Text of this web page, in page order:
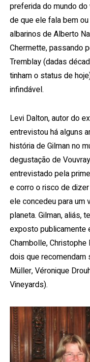
preferida do mundo
de que ele fala bem
albarinos de Alberto
Chermette, passando
Tremblay (dadas
tinham o status de
infindável.
Levi Dalton, autor do
entrevistou há alguns
história de Gilman no
degustação de
entrevistado pela
e corro o risco de
ele concedeu para um
planeta. Gilman, aliás,
exposto publicamente
Chambolle,
dois que recomendam
Müller, Véronique
Vineyards).